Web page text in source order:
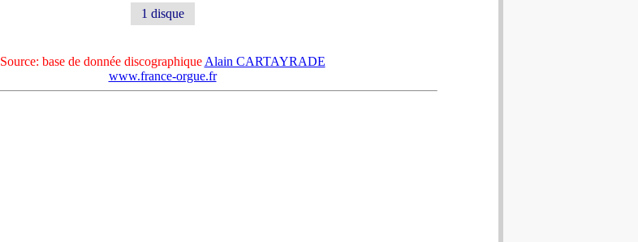
1 disque
Source: base de donnée discographique Alain CARTAYRADE
www.france-orgue.fr